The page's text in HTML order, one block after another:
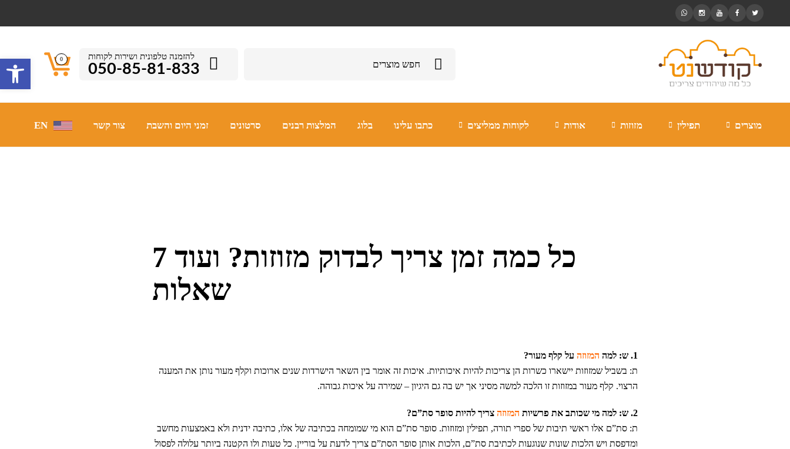
להזמנה טלפונית ושירות לקוחות
050-85-81-833
0
מוצרים תפילין מזוזות אודות לקוחות ממליצים כתבו עלינו בלוג המלצות רבנים סרטונים זמני היום והשבת צור קשר EN
כל כמה זמן צריך לבדוק מזוזות? ועוד 7
שאלות
1. ש: למה המזוזה על קלף מעור?
ת: בשביל שמזוזות יישארו כשרות הן צריכות להיות איכותיות. איכות זה אומר בין השאר הישרדות שנים ארוכות וקלף מעור נותן את המענה
הרצוי. קלף מעור במזוזות זו הלכה למשה מסיני אך יש בה גם היגיון – שמירה על איכות גבוהה.
2. ש: למה מי שכותב את פרשיות המזוזה צריך להיות סופר סת”ם?
ת: סת”ם אלו ראשי תיבות של ספרי תורה, תפילין ומזוזות. סופר סת”ם הוא מי שמומחה בכתיבה של אלו, כתיבה ידנית ולא באמצעות מחשב
ומדפסת ויש הלכות שונות שנוגעות לכתיבת סת”ם, הלכות אותן סופר הסת”ם צריך לדעת על בוריין. כל טעות ולו הקטנה ביותר עלולה לפסול
פתח